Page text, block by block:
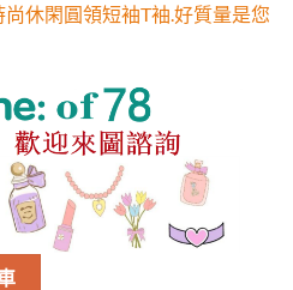
休閑圓領短袖T袖.好質量是您
閑圓領短袖T袖.好質量是您的需求好